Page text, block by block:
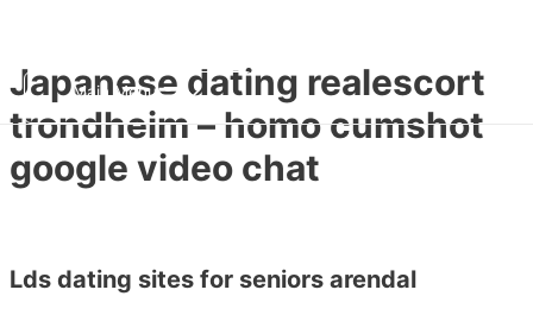
Main Menu
Japanese dating realescort
trondheim – homo cumshot
google video chat
Lds dating sites for seniors arendal